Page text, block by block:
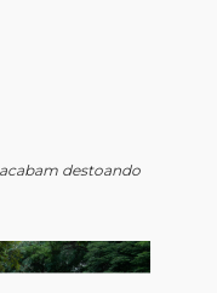
destoando